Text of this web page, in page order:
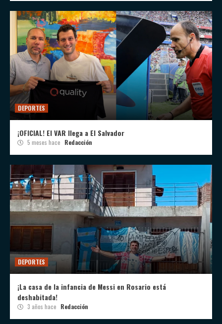
DEPORTES
¡OFICIAL! El VAR llega a El Salvador
5 meses hace Redacción
DEPORTES
¡La casa de la infancia de Messi en Rosario está
deshabitada!
3 años hace Redacción